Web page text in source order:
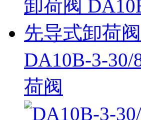
DA10B-3-
荷阀